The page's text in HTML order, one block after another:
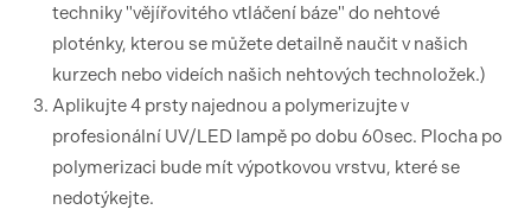
techniky "vějířovitého vtláčení báze" do nehtové
ploténky, kterou se můžete detailně naučit v našich
kurzech nebo videích našich nehtových technoložek.)
Aplikujte 4 prsty najednou a polymerizujte v
profesionální UV/LED lampě po dobu 60sec. Plocha po
polymerizaci bude mít výpotkovou vrstvu, které se
nedotýkejte.